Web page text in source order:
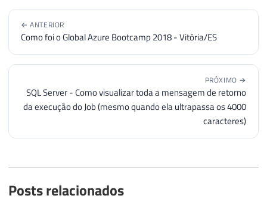
← ANTERIOR
Como foi o Global Azure Bootcamp 2018 - Vitória/ES
PRÓXIMO →
SQL Server - Como visualizar toda a mensagem de retorno
da execução do Job (mesmo quando ela ultrapassa os 4000
caracteres)
Posts relacionados